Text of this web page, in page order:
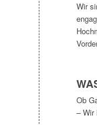
Wir
Ob
– Wir